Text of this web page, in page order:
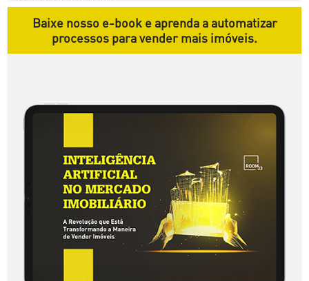
Baixe nosso e-book e aprenda a automatizar
processos para vender mais imóveis.